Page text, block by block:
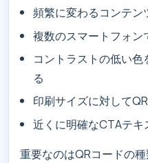
頻繁に変わるコンテン
複数のスマートフォン
コントラストの低い
る
印刷サイズに対して
近くに明確なCTAテ
重要なのはQRコードの